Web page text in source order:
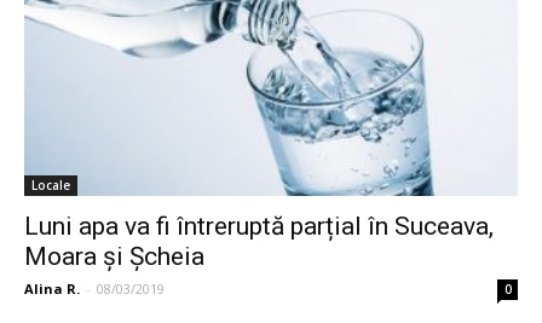
Locale
Luni apa va fi întreruptă parțial în Suceava,
Moara și Șcheia
Alina R. - 08/03/2019 0